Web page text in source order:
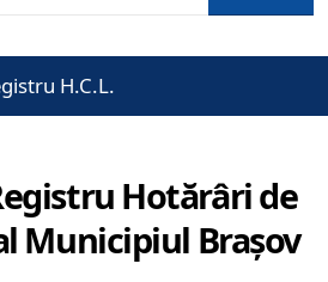
H.C.L.
Hotărâri de
Municipiul Brașov